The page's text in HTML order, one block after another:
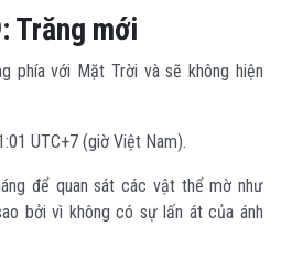
Trăng mới
phía với Mặt Trời và sẽ không hiện
UTC+7 (giờ Việt Nam).
để quan sát các vật thể mờ như
bởi vì không có sự lấn át của ánh